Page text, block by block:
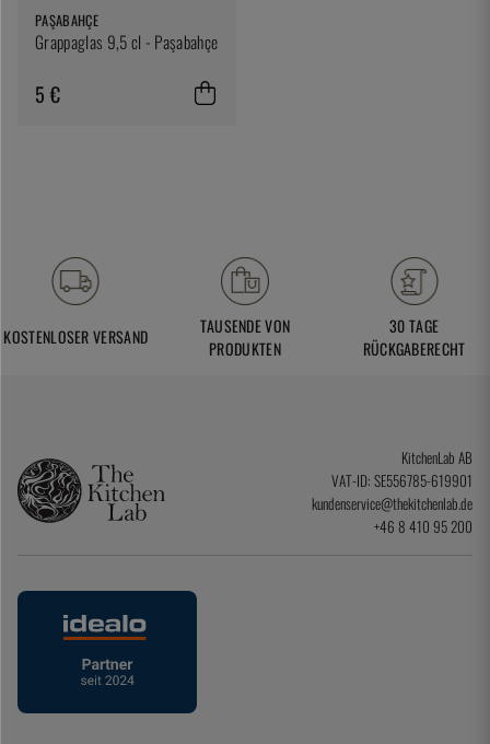
PAŞABAHÇE
Grappaglas 9,5 cl - Paşabahçe
5 €
KOSTENLOSER VERSAND
TAUSENDE VON
PRODUKTEN
30 TAGE
RÜCKGABERECHT
KitchenLab AB
VAT-ID: SE556785-619901
kundenservice@thekitchenlab.de
+46 8 410 95 200